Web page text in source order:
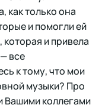
как только она
и помогли ей
и привела
все
к тому, что мои
музыки? Про
Вашими коллегами